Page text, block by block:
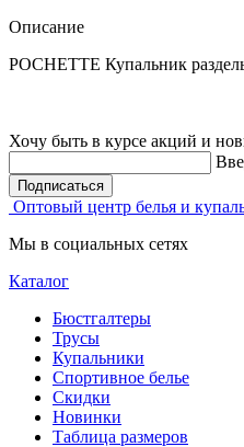
Описание
POCHETTE Купальник
Хочу быть в курсе акций и
Подписаться
Оптовый центр белья и
Мы в социальных сетях
Каталог
Бюстгалтеры
Трусы
Купальники
Спортивное белье
Скидки
Новинки
Таблица размеров